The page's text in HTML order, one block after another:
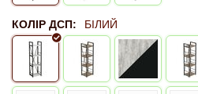
КОЛІР ДСП: БІЛИЙ